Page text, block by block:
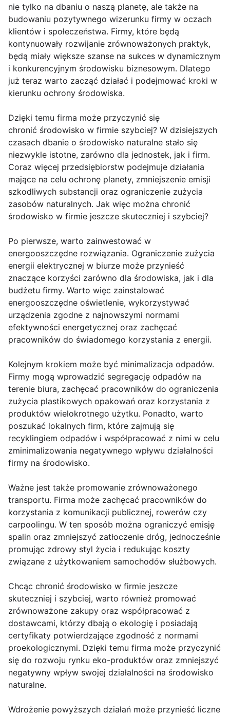
nie tylko na dbaniu o naszą planetę, ale także na
budowaniu pozytywnego wizerunku firmy w oczach
klientów i społeczeństwa. Firmy, które będą
kontynuowały rozwijanie zrównoważonych praktyk,
będą miały większe szanse na sukces w dynamicznym
i konkurencyjnym środowisku biznesowym. Dlatego
już teraz warto zacząć działać i podejmować kroki w
kierunku ochrony środowiska.
Dzięki temu firma może przyczynić się
chronić środowisko w firmie szybciej? W dzisiejszych
czasach dbanie o środowisko naturalne stało się
niezwykle istotne, zarówno dla jednostek, jak i firm.
Coraz więcej przedsiębiorstw podejmuje działania
mające na celu ochronę planety, zmniejszenie emisji
szkodliwych substancji oraz ograniczenie zużycia
zasobów naturalnych. Jak więc można chronić
środowisko w firmie jeszcze skuteczniej i szybciej?
Po pierwsze, warto zainwestować w
energooszczędne rozwiązania. Ograniczenie zużycia
energii elektrycznej w biurze może przynieść
znaczące korzyści zarówno dla środowiska, jak i dla
budżetu firmy. Warto więc zainstalować
energooszczędne oświetlenie, wykorzystywać
urządzenia zgodne z najnowszymi normami
efektywności energetycznej oraz zachęcać
pracowników do świadomego korzystania z energii.
Kolejnym krokiem może być minimalizacja odpadów.
Firmy mogą wprowadzić segregację odpadów na
terenie biura, zachęcać pracowników do ograniczenia
zużycia plastikowych opakowań oraz korzystania z
produktów wielokrotnego użytku. Ponadto, warto
poszukać lokalnych firm, które zajmują się
recyklingiem odpadów i współpracować z nimi w celu
zminimalizowania negatywnego wpływu działalności
firmy na środowisko.
Ważne jest także promowanie zrównoważonego
transportu. Firma może zachęcać pracowników do
korzystania z komunikacji publicznej, rowerów czy
carpoolingu. W ten sposób można ograniczyć emisję
spalin oraz zmniejszyć zatłoczenie dróg, jednocześnie
promując zdrowy styl życia i redukując koszty
związane z użytkowaniem samochodów służbowych.
Chcąc chronić środowisko w firmie jeszcze
skuteczniej i szybciej, warto również promować
zrównoważone zakupy oraz współpracować z
dostawcami, którzy dbają o ekologię i posiadają
certyfikaty potwierdzające zgodność z normami
proekologicznymi. Dzięki temu firma może przyczynić
się do rozwoju rynku eko-produktów oraz zmniejszyć
negatywny wpływ swojej działalności na środowisko
naturalne.
Wdrożenie powyższych działań może przynieść liczne